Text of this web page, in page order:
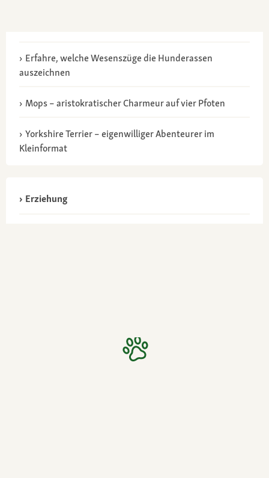
Erfahre, welche Wesenszüge die Hunderassen
auszeichnen
Mops – aristokratischer Charmeur auf vier Pfoten
Yorkshire Terrier – eigenwilliger Abenteurer im
Kleinformat
Erziehung